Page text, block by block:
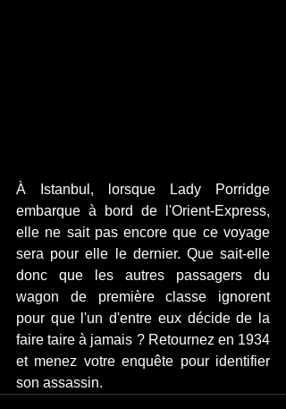
À Istanbul, lorsque Lady Porridge
embarque à bord de l'Orient-Express,
elle ne sait pas encore que ce voyage
sera pour elle le dernier. Que sait-elle
donc que les autres passagers du
wagon de première classe ignorent
pour que l'un d'entre eux décide de la
faire taire à jamais ? Retournez en 1934
et menez votre enquête pour identifier
son assassin.